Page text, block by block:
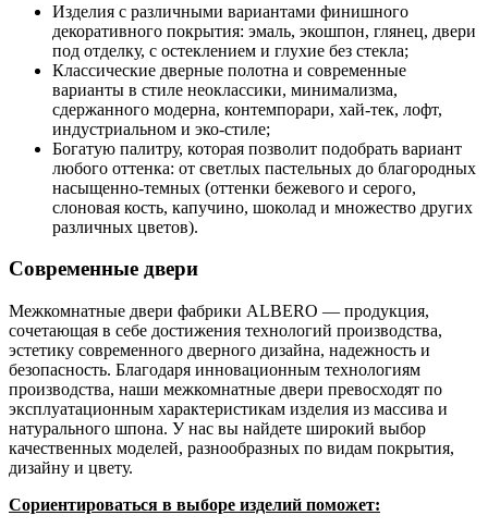
Изделия с различными вариантами финишного
декоративного покрытия: эмаль, экошпон, глянец, двери
под отделку, с остеклением и глухие без стекла;
Классические дверные полотна и современные
варианты в стиле неоклассики, минимализма,
сдержанного модерна, контемпорари, хай-тек, лофт,
индустриальном и эко-стиле;
Богатую палитру, которая позволит подобрать вариант
любого оттенка: от светлых пастельных до благородных
насыщенно-темных (оттенки бежевого и серого,
слоновая кость, капучино, шоколад и множество других
различных цветов).
Современные двери
Межкомнатные двери фабрики ALBERO — продукция,
сочетающая в себе достижения технологий производства,
эстетику современного дверного дизайна, надежность и
безопасность. Благодаря инновационным технологиям
производства, наши межкомнатные двери превосходят по
эксплуатационным характеристикам изделия из массива и
натурального шпона. У нас вы найдете широкий выбор
качественных моделей, разнообразных по видам покрытия,
дизайну и цвету.
Сориентироваться в выборе изделий поможет: